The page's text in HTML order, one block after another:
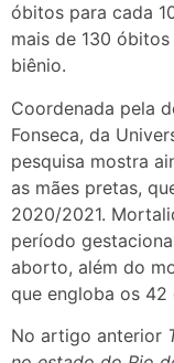
óbitos para cada
mais de 130
biênio.
Coordenada pela
Fonseca, da
pesquisa mostra
as mães pretas,
2020/2021.
período
aborto, além do
que engloba os
No artigo anterior